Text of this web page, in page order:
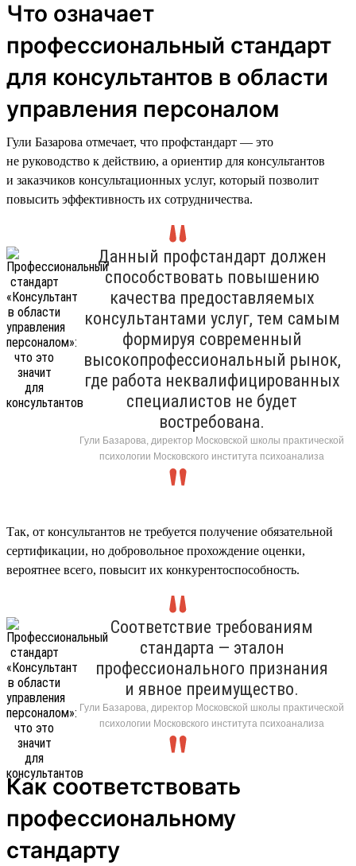
Что означает
профессиональный стандарт
для консультантов в области
управления персоналом
Гули Базарова отмечает, что профстандарт — это
не руководство к действию, а ориентир для консультантов
и заказчиков консультационных услуг, который позволит
повысить эффективность их сотрудничества.
Данный профстандарт должен
способствовать повышению
качества предоставляемых
консультантами услуг, тем самым
формируя современный
высокопрофессиональный рынок,
где работа неквалифицированных
специалистов не будет
востребована.
Гули Базарова, директор Московской школы практической
психологии Московского института психоанализа
Так, от консультантов не требуется получение обязательной
сертификации, но добровольное прохождение оценки,
вероятнее всего, повысит их конкурентоспособность.
Соответствие требованиям
стандарта — эталон
профессионального признания
и явное преимущество.
Гули Базарова, директор Московской школы практической
психологии Московского института психоанализа
Как соответствовать
профессиональному
стандарту